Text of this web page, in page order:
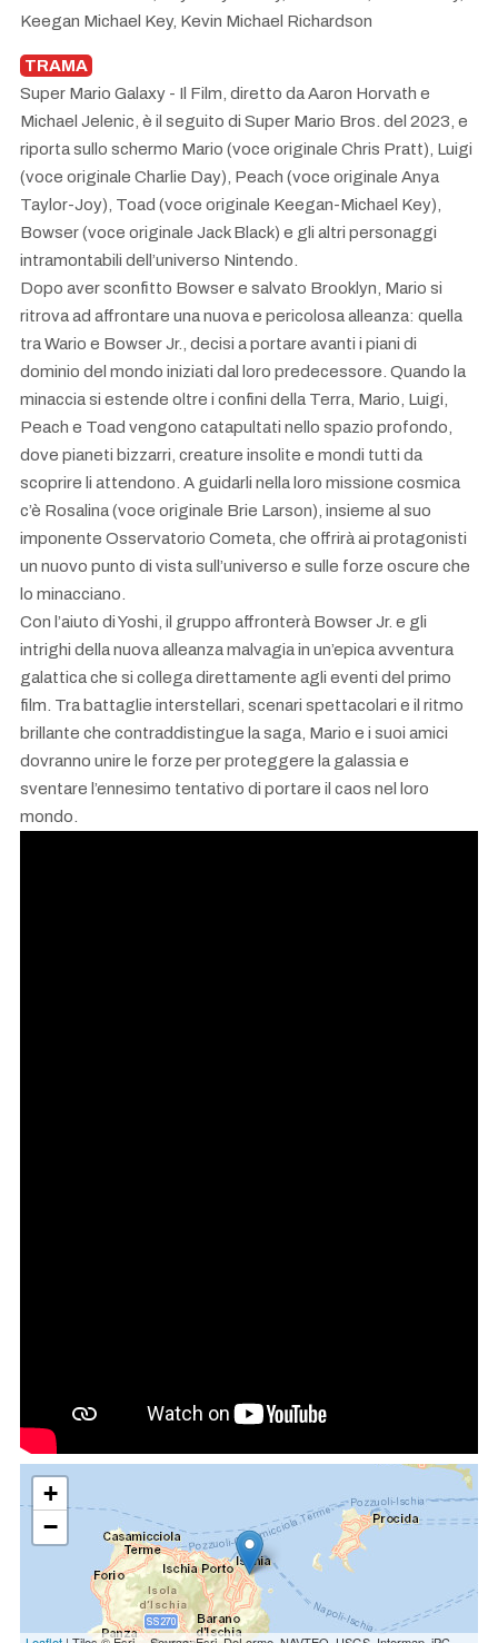
Keegan Michael Key, Kevin Michael Richardson
TRAMA
Super Mario Galaxy - Il Film, diretto da Aaron Horvath e
Michael Jelenic, è il seguito di Super Mario Bros. del 2023, e
riporta sullo schermo Mario (voce originale Chris Pratt), Luigi
(voce originale Charlie Day), Peach (voce originale Anya
Taylor-Joy), Toad (voce originale Keegan-Michael Key),
Bowser (voce originale Jack Black) e gli altri personaggi
intramontabili dell’universo Nintendo.
Dopo aver sconfitto Bowser e salvato Brooklyn, Mario si
ritrova ad affrontare una nuova e pericolosa alleanza: quella
tra Wario e Bowser Jr., decisi a portare avanti i piani di
dominio del mondo iniziati dal loro predecessore. Quando la
minaccia si estende oltre i confini della Terra, Mario, Luigi,
Peach e Toad vengono catapultati nello spazio profondo,
dove pianeti bizzarri, creature insolite e mondi tutti da
scoprire li attendono. A guidarli nella loro missione cosmica
c’è Rosalina (voce originale Brie Larson), insieme al suo
imponente Osservatorio Cometa, che offrirà ai protagonisti
un nuovo punto di vista sull’universo e sulle forze oscure che
lo minacciano.
Con l’aiuto di Yoshi, il gruppo affronterà Bowser Jr. e gli
intrighi della nuova alleanza malvagia in un’epica avventura
galattica che si collega direttamente agli eventi del primo
film. Tra battaglie interstellari, scenari spettacolari e il ritmo
brillante che contraddistingue la saga, Mario e i suoi amici
dovranno unire le forze per proteggere la galassia e
sventare l’ennesimo tentativo di portare il caos nel loro
mondo.
+
−